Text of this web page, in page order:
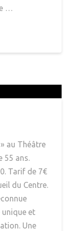
…
au Théâtre
55 ans.
Tarif de 7€
du Centre.
et
Une